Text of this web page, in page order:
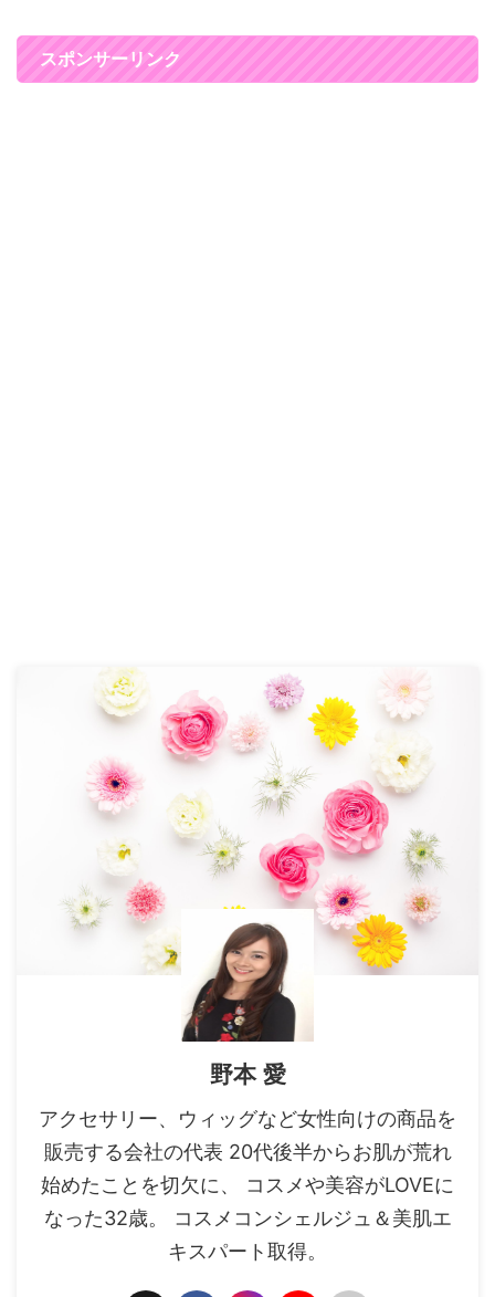
とができるオシャレなので気分も
上がりますね。 仕事の効率も、
スポンサーリンク
野本 愛
アクセサリー、ウィッグなど女性向けの商品を
販売する会社の代表 20代後半からお肌が荒れ
始めたことを切欠に、 コスメや美容がLOVEに
なった32歳。 コスメコンシェルジュ＆美肌エ
キスパート取得。